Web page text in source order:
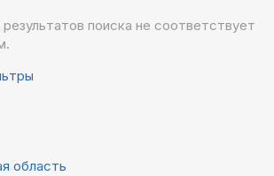
поиска не соответствует
область